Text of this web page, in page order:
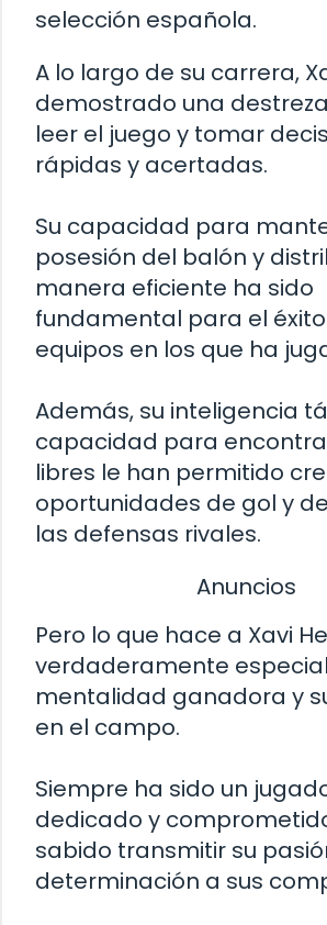
selección española.
A lo largo de su carrera,
demostrado una
leer el juego y tomar
rápidas y acertadas.
Su capacidad para
posesión del balón y
manera eficiente ha sido
fundamental para el
equipos en los que ha
Además, su inteligencia
capacidad para
libres le han permitido
oportunidades de gol y
las defensas rivales.
Anuncios
Pero lo que hace a Xavi
verdaderamente
mentalidad ganadora y
en el campo.
Siempre ha sido un
dedicado y
sabido transmitir su
determinación a sus